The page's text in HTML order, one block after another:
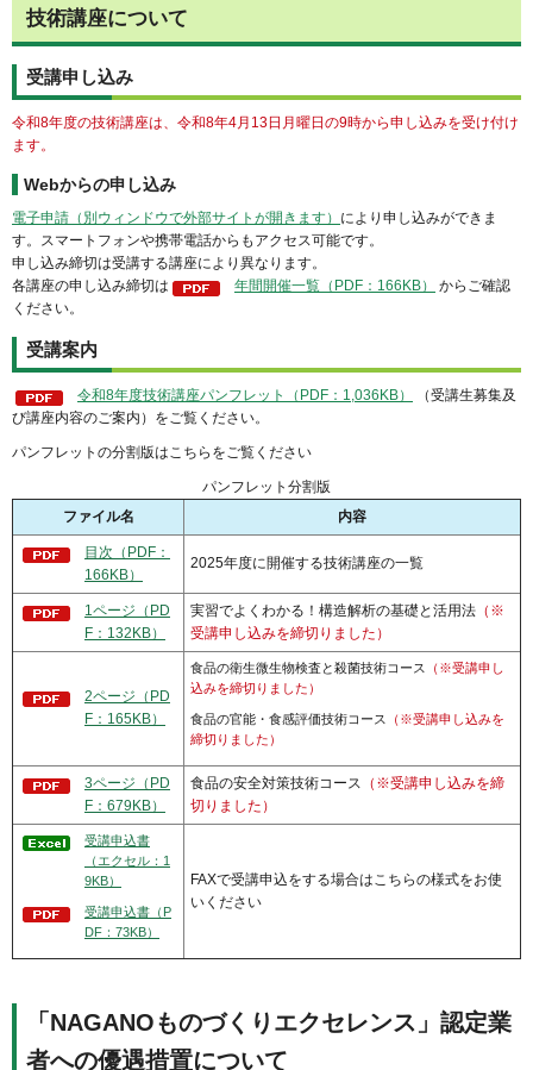
技術講座について
受講申し込み
令和8年度の技術講座は、令和8年4月13日月曜日の9時から申し込みを受け付け
ます。
Webからの申し込み
電子申請（別ウィンドウで外部サイトが開きます） により申し込みができま
す。スマートフォンや携帯電話からもアクセス可能です。
申し込み締切は受講する講座により異なります。
各講座の申し込み締切は
年間開催一覧（PDF：166KB）
からご確認
ください。
受講案内
令和8年度技術講座パンフレット（PDF：1,036KB）
（受講生募集及
び講座内容のご案内）をご覧ください。
パンフレットの分割版はこちらをご覧ください
パンフレット分割版
ファイル名
内容
目次（PDF：
166KB）
2025年度に開催する技術講座の一覧
1ページ（PD
F：132KB）
実習でよくわかる！構造解析の基礎と活用法 （※
受講申し込みを締切りました）
2ページ（PD
F：165KB）
食品の衛生微生物検査と殺菌技術コース
（※受講申し
込みを締切りました）
食品の官能・食感評価技術コース
（※受講申し込みを
締切りました）
3ページ（PD
F：679KB）
食品の安全対策技術コース （※受講申し込みを締
切りました）
受講申込書
（エクセル：1
9KB）
受講申込書（P
DF：73KB）
FAXで受講申込をする場合はこちらの様式をお使
いください
「NAGANOものづくりエクセレンス」認定業
者への優遇措置について